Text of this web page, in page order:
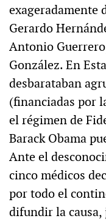
exageradamente
Gerardo
Antonio
González. En
desbarataban
(financiadas por
el régimen de
Barack Obama
Ante el
cinco médicos
por todo el
difundir la